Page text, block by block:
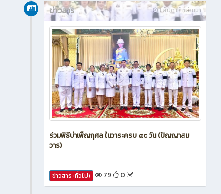
ข่าวสาร
ร่วมพิธีบำเพ็ญกุศล ในวาระครบ ๕๐ วัน (ปัญญาสม
ข่าวสาร (ทั่วไป) 79 0